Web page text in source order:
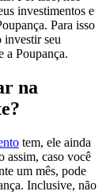
investimentos e
Para isso
investir seu
a Poupança.
na
tem, ele ainda
assim, caso você
um mês, pode
Inclusive, não